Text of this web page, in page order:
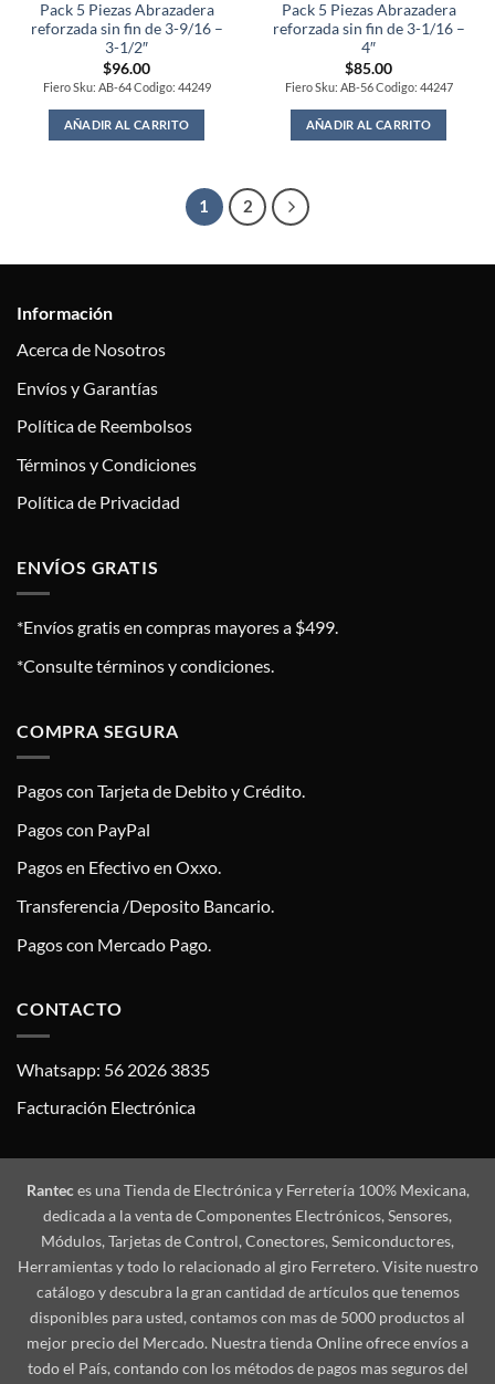
Pack 5 Piezas Abrazadera
reforzada sin fin de 3-9/16 –
3-1/2″
$96.00
Fiero Sku: AB-64 Codigo: 44249
AÑADIR AL CARRITO
Pack 5 Piezas Abrazadera
reforzada sin fin de 3-1/16 –
4″
$85.00
Fiero Sku: AB-56 Codigo: 44247
AÑADIR AL CARRITO
1 2
Información
Acerca de Nosotros
Envíos y Garantías
Política de Reembolsos
Términos y Condiciones
Política de Privacidad
ENVÍOS GRATIS
*Envíos gratis en compras mayores a $499.
*Consulte términos y condiciones.
COMPRA SEGURA
Pagos con Tarjeta de Debito y Crédito.
Pagos con PayPal
Pagos en Efectivo en Oxxo.
Transferencia /Deposito Bancario.
Pagos con Mercado Pago.
CONTACTO
Whatsapp: 56 2026 3835
Facturación Electrónica
Ranteces una Tienda de Electrónica y Ferretería 100% Mexicana,
dedicada a la venta de Componentes Electrónicos, Sensores,
Módulos, Tarjetas de Control, Conectores, Semiconductores,
Herramientas y todo lo relacionado al giro Ferretero. Visite nuestro
catálogo y descubra la gran cantidad de artículos que tenemos
disponibles para usted, contamos con mas de 5000 productos al
mejor precio del Mercado. Nuestra tienda Online ofrece envíos a
todo el País, contando con los métodos de pagos mas seguros del